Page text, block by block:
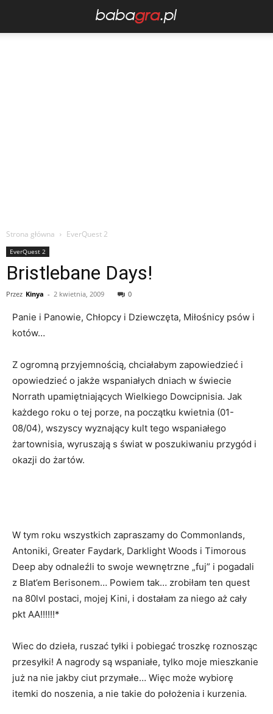
Strona główna EverQuest 2
EverQuest 2
Bristlebane Days!
Przez Kinya - 2 kwietnia, 2009 0
Panie i Panowie, Chłopcy i Dziewczęta, Miłośnicy psów i
kotów…
Z ogromną przyjemnością, chciałabym zapowiedzieć i
opowiedzieć o jakże wspaniałych dniach w świecie
Norrath upamiętniających Wielkiego Dowcipnisia. Jak
każdego roku o tej porze, na początku kwietnia (01-
08/04), wszyscy wyznający kult tego wspaniałego
żartownisia, wyruszają s świat w poszukiwaniu przygód i
okazji do żartów.
W tym roku wszystkich zapraszamy do Commonlands,
Antoniki, Greater Faydark, Darklight Woods i Timorous
Deep aby odnaleźli to swoje wewnętrzne „fuj” i pogadali
z Blat’em Berisonem… Powiem tak… zrobiłam ten quest
na 80lvl postaci, mojej Kini, i dostałam za niego aż cały
pkt AA!!!!!!*
Wiec do dzieła, ruszać tyłki i pobiegać troszkę roznosząc
przesyłki! A nagrody są wspaniałe, tylko moje mieszkanie
już na nie jakby ciut przymałe… Więc może wybiorę
itemki do noszenia, a nie takie do położenia i kurzenia.